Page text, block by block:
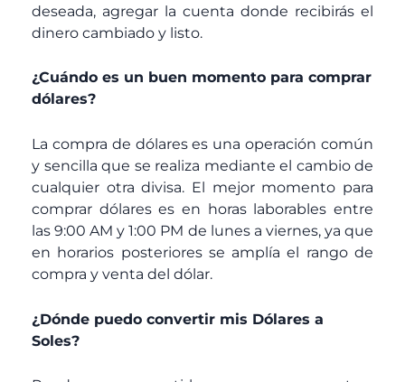
deseada, agregar la cuenta donde recibirás el
dinero cambiado y listo.
¿Cuándo es un buen momento para comprar
dólares?
La compra de dólares es una operación común
y sencilla que se realiza mediante el cambio de
cualquier otra divisa. El mejor momento para
comprar dólares es en horas laborables entre
las 9:00 AM y 1:00 PM de lunes a viernes, ya que
en horarios posteriores se amplía el rango de
compra y venta del dólar.
¿Dónde puedo convertir mis Dólares a
Soles?